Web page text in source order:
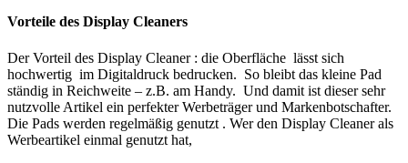
Vorteile des Display Cleaners
Der Vorteil des Display Cleaner : die Oberfläche lässt sich
hochwertig im Digitaldruck bedrucken. So bleibt das kleine Pad
ständig in Reichweite – z.B. am Handy. Und damit ist dieser sehr
nutzvolle Artikel ein perfekter Werbeträger und Markenbotschafter.
Die Pads werden regelmäßig genutzt . Wer den Display Cleaner als
Werbeartikel einmal genutzt hat,